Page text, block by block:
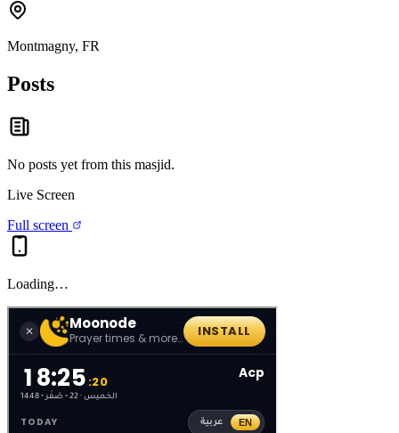
Montmagny, FR
Posts
No posts yet from this masjid.
Live Screen
Full screen
Loading…